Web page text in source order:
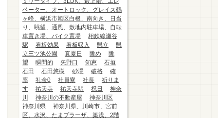
ベーター、オートロック、グレイス鶴
ヶ峰、横浜市旭区白根、南向き、日当
り、眺望、通風、敷地内駐車場、自転
車置き場、バイク置場
相鉄線瀬谷
駅
看板効果 看板収入 県立
県
立三ツ池公園
真夏日 眺め
眺
望
瞬間的 矢野口 知恵
石垣
石田
石田悠樹 砂場 破格
確
率
礼金0 社員寮 社長
祈りま
す
祐天寺 祐天寺駅 祝日
神奈
川
神奈川の不動産屋
神奈川区
神奈川県
神奈川県、川崎市、宮前
区、水沢、たまプラーザ、築浅、2階